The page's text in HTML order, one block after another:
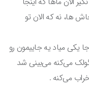
نه که الان تو
میاد یه جاییمون رو
می‌کنه می‌بینی شد
می‌کنه .